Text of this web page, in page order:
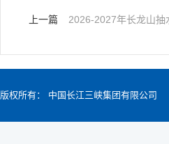
上一篇
版权所有： 中国长江三峡集团有限公司